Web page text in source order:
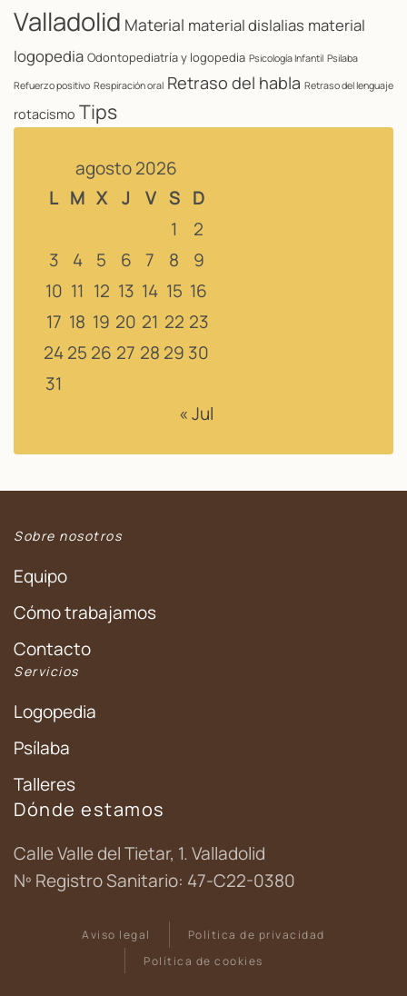
Valladolid Material material dislalias material
logopedia Odontopediatría y logopedia Psicología Infantil Psilaba
Refuerzo positivo Respiración oral Retraso del habla Retraso del lenguaje
rotacismo Tips
agosto 2026
L M X J V S D
1
2
3
4 5 6 7 8
9
10 11 12 13 14 15 16
17 18 19 20 21 22 23
2425 26 27 28 29 30
31
« Jul
Sobre nosotros
Equipo
Cómo trabajamos
Contacto
Servicios
Logopedia
Psílaba
Talleres
Dónde estamos
Calle Valle del Tietar, 1. Valladolid
Nº Registro Sanitario: 47-C22-0380
Aviso legal
Política de privacidad
Política de cookies